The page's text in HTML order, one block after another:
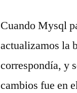
Cuando Mysql
actualizamos la
correspondía, y
cambios fue en